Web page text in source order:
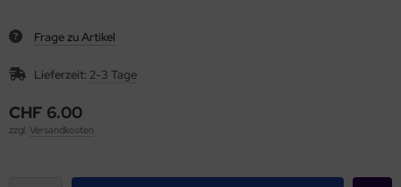
Frage zu Artikel
Lieferzeit: 2-3 Tage
CHF 6.00
zzgl. Versandkosten